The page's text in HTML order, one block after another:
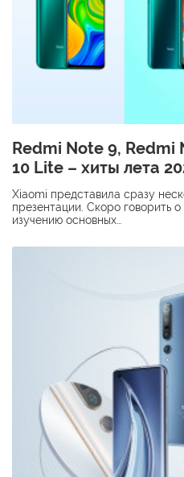
Redmi Note 9, Redmi
10 Lite – хиты лета
Xiaomi представила сразу
презентации. Скоро говорить
изучению основных…